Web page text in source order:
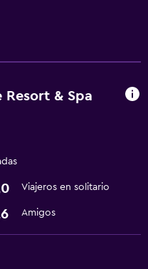
& Spa
Viajeros en solitario
Amigos